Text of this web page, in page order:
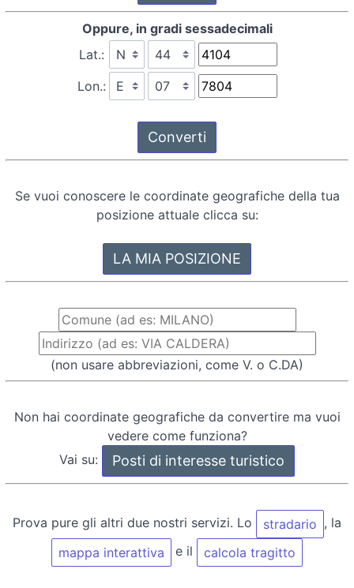
Oppure, in gradi sessadecimali
Lat.:
Lon.:
Se vuoi conoscere le coordinate geografiche della tua
posizione attuale clicca su:
(non usare abbreviazioni, come V. o C.DA)
Non hai coordinate geografiche da convertire ma vuoi
vedere come funziona?
Vai su:
Prova pure gli altri due nostri servizi. Lo stradario , la
mappa interattiva
e il calcola tragitto